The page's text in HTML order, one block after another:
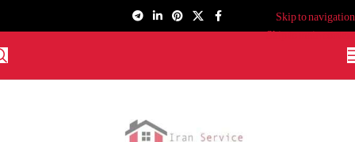
Skip to navigation
Skip to main content